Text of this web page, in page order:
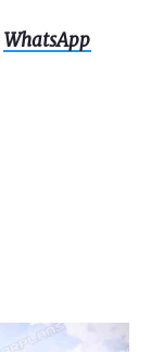
WhatsApp